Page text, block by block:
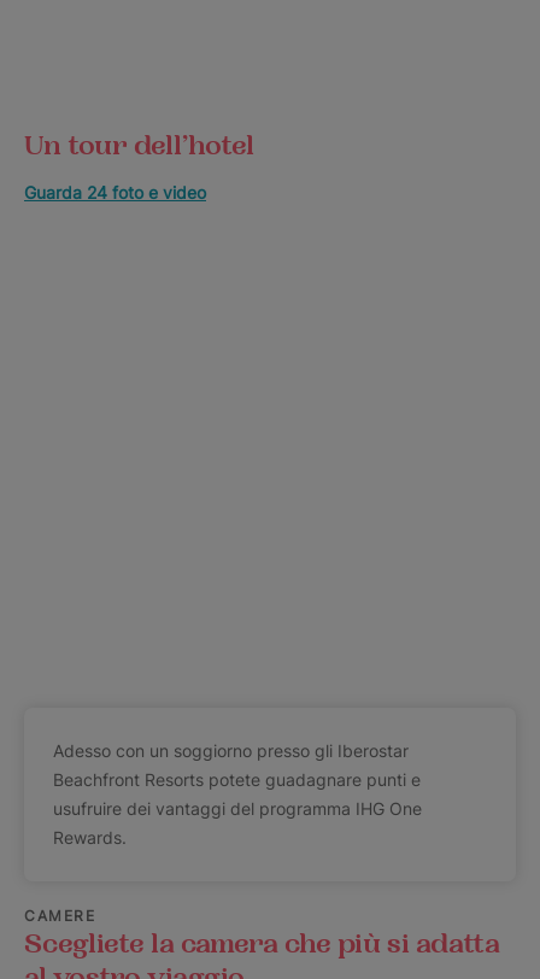
Un tour dell’hotel
Guarda 24 foto e video
Adesso con un soggiorno presso gli Iberostar
Beachfront Resorts potete guadagnare punti e
usufruire dei vantaggi del programma IHG One
Rewards.
CAMERE
Scegliete la camera che più si adatta